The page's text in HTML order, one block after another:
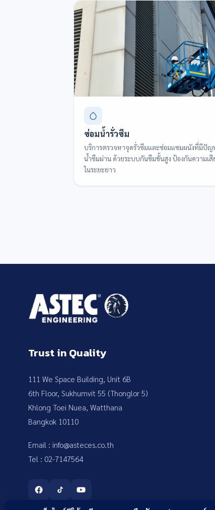
ซ่อมน้ำรั่วซึม
บริการตรวจหาจุดรั่วซึมและซ่อมแซมผนังที่มีปัญ
น้ำซึมผ่าน ด้วยระบบกันซึมชั้นสูง ป้องกันความเสี
ในระยะยาว
Trust in Quality
111 We Space Building, Unit 6B
6th Floor, Sukhumvit 55 (Thonglor 5)
Khlong Toei Nuea, Watthana
Bangkok 10110
Email : info@asteces.co.th
Tel : 02-7147564